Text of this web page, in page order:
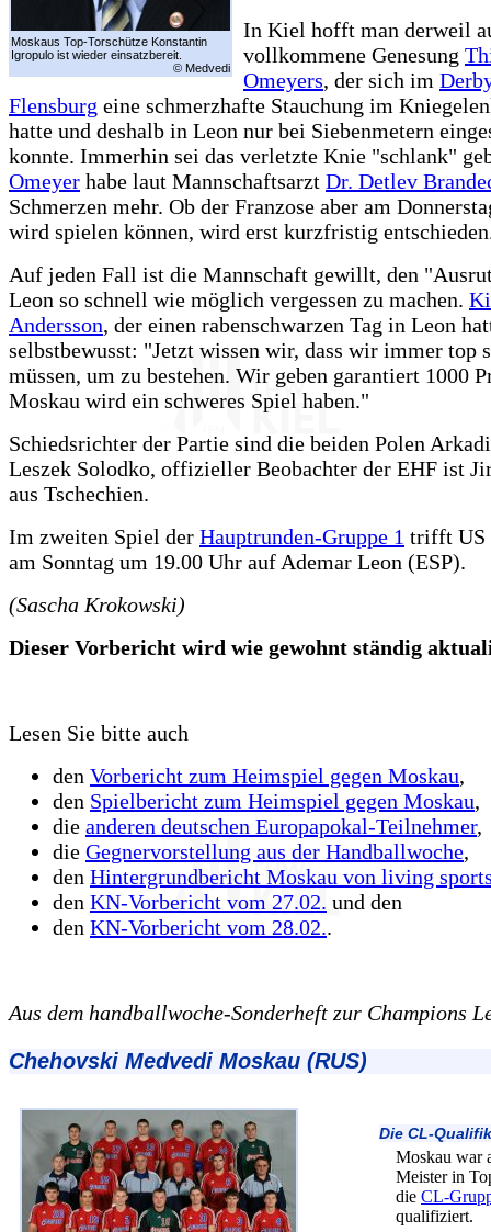
Moskaus Top-Torschütze Konstantin
Igropulo ist wieder einsatzbereit.
© Medvedi
In Kiel hofft man derweil
vollkommene Genesung
Omeyers, der sich im
Flensburg eine schmerzhafte Stauchung im
hatte und deshalb in Leon nur bei Siebenmetern
konnte. Immerhin sei das verletzte Knie "schlank"
Omeyer habe laut Mannschaftsarzt Dr. Detlev
Schmerzen mehr. Ob der Franzose aber am
wird spielen können, wird erst kurzfristig
Auf jeden Fall ist die Mannschaft gewillt, den
Leon so schnell wie möglich vergessen zu machen.
Andersson, der einen rabenschwarzen Tag in Leon
selbstbewusst: "Jetzt wissen wir, dass wir immer top
müssen, um zu bestehen. Wir geben garantiert 1000
Moskau wird ein schweres Spiel haben."
Schiedsrichter der Partie sind die beiden Polen
Leszek Solodko, offizieller Beobachter der EHF ist
aus Tschechien.
Im zweiten Spiel der Hauptrunden-Gruppe 1 trifft US
am Sonntag um 19.00 Uhr auf Ademar Leon (ESP).
(Sascha Krokowski)
Dieser Vorbericht wird wie gewohnt ständig
Lesen Sie bitte auch
den Vorbericht zum Heimspiel gegen Moskau,
den Spielbericht zum Heimspiel gegen Moskau,
die anderen deutschen Europapokal-Teilnehmer,
die Gegnervorstellung aus der Handballwoche,
den Hintergrundbericht Moskau von living
den KN-Vorbericht vom 27.02. und den
den KN-Vorbericht vom 28.02..
Aus dem handballwoche-Sonderheft zur Champions
Chehovski Medvedi Moskau (RUS)
Die CL-
Moskau war
Meister in
die CL-
qualifiziert.